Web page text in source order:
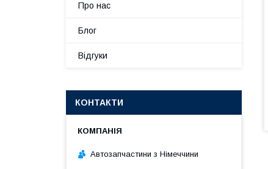
Про нас
Блог
Відгуки
КОНТАКТИ
Автозапчастини з Німеччини